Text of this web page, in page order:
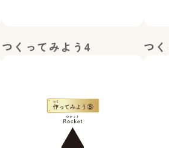
つくってみよう4 つ